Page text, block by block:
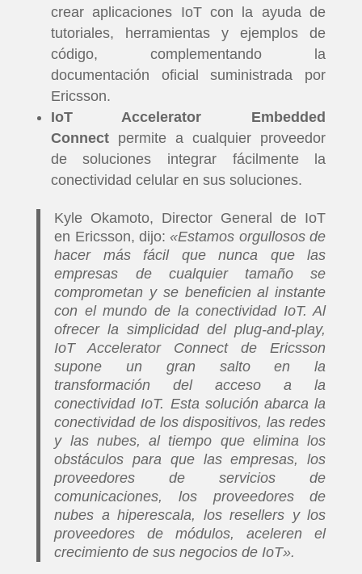
crear aplicaciones IoT con la ayuda de
tutoriales, herramientas y ejemplos de
código, complementando la
documentación oficial suministrada por
Ericsson.
IoT Accelerator Embedded
Connectpermite a cualquier proveedor
de soluciones integrar fácilmente la
conectividad celular en sus soluciones.
Kyle Okamoto, Director General de IoT
en Ericsson, dijo:«Estamos orgullosos de
hacer más fácil que nunca que las
empresas de cualquier tamaño se
comprometan y se beneficien al instante
con el mundo de la conectividad IoT. Al
ofrecer la simplicidad del plug-and-play,
IoT Accelerator Connect de Ericsson
supone un gran salto en la
transformación del acceso a la
conectividad IoT. Esta solución abarca la
conectividad de los dispositivos, las redes
y las nubes, al tiempo que elimina los
obstáculos para que las empresas, los
proveedores de servicios de
comunicaciones, los proveedores de
nubes a hiperescala, los resellers y los
proveedores de módulos, aceleren el
crecimiento de sus negocios de IoT».